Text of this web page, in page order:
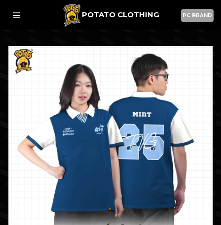
POTATO CLOTHING PC BRAND